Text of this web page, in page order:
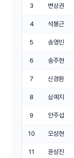
3 변상권
4 석봉근
5 송영민
6 송주현
7 신경환
8 심예지
9 안주섭
10 오성현
11 윤성진